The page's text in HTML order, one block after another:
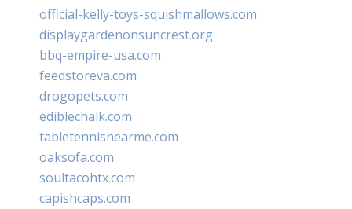
official-kelly-toys-squishmallows.com
displaygardenonsuncrest.org
bbq-empire-usa.com
feedstoreva.com
drogopets.com
ediblechalk.com
tabletennisnearme.com
oaksofa.com
soultacohtx.com
capishcaps.com